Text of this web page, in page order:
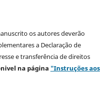
os autores deverão
a Declaração de
e transferência de direitos
na página "Instruções aos